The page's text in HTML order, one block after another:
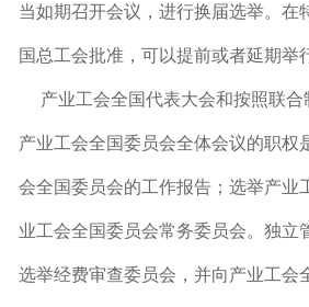
当如期召开会议，进行换届选举。在
国总工会批准，可以提前或者延期举
产业工会全国代表大会和按照联合
产业工会全国委员会全体会议的职权
会全国委员会的工作报告；选举产业
业工会全国委员会常务委员会。独立
选举经费审查委员会，并向产业工会